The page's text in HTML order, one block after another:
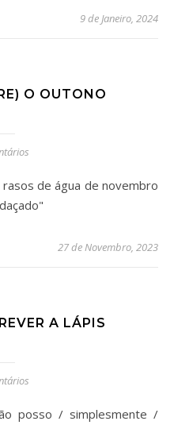
9 de Janeiro, 2024
O OUTONO
27 de Novembro, 2023
A LÁPIS